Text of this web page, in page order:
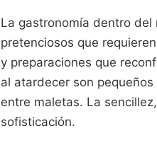
La gastronomía dentro
pretenciosos que
y preparaciones que
al atardecer son
entre maletas. La
sofisticación.